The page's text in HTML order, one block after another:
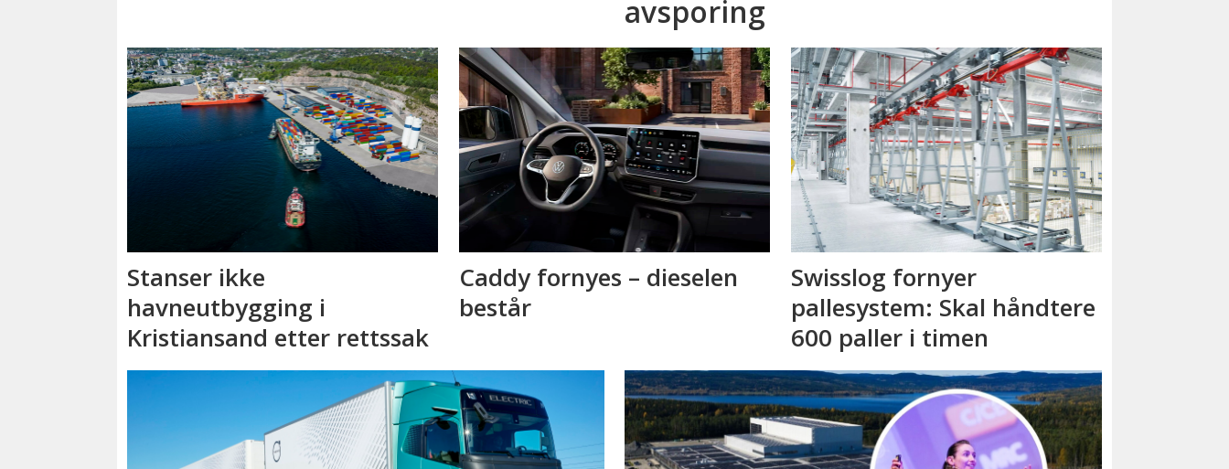
avsporing
Stanser ikke
havneutbygging i
Kristiansand etter rettssak
Caddy fornyes – dieselen
består
Swisslog fornyer
pallesystem: Skal håndtere
600 paller i timen